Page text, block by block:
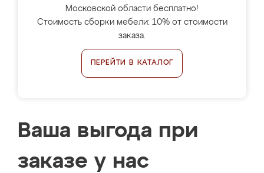
Московской области бесплатно!
Стоимость сборки мебели: 10% от стоимости
заказа.
ПЕРЕЙТИ В КАТАЛОГ
Ваша выгода при
заказе у нас